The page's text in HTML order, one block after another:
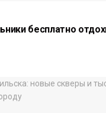
бесплатно